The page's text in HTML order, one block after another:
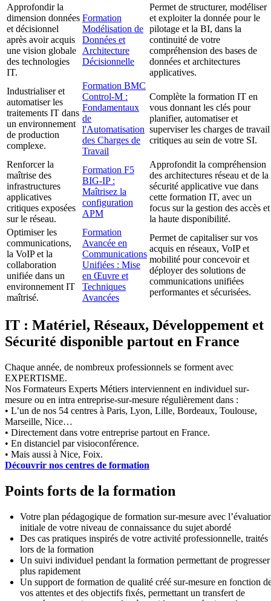
Approfondir la
dimension données
et décisionnel
après avoir acquis
une vision globale
des technologies
IT.
Formation
Modélisation de
Données et
Architecture
Décisionnelle
Permet de structurer, modéliser
et exploiter la donnée pour le
pilotage et la BI, dans la
continuité de votre
compréhension des bases de
données et architectures
applicatives.
Industrialiser et
automatiser les
traitements IT dans
un environnement
de production
complexe.
Formation BMC
Control-M :
Fondamentaux
de
l'Automatisation
des Charges de
Travail
Complète la formation IT en
vous donnant les clés pour
planifier, automatiser et
superviser les charges de travail
critiques au sein de votre SI.
Renforcer la
maîtrise des
infrastructures
applicatives
critiques exposées
sur le réseau.
Formation F5
BIG-IP :
Maîtrisez la
configuration
APM
Approfondit la compréhension
des architectures réseau et de la
sécurité applicative vue dans
cette formation IT, avec un
focus sur la gestion des accès et
la haute disponibilité.
Optimiser les
communications,
la VoIP et la
collaboration
unifiée dans un
environnement IT
maîtrisé.
Formation
Avancée en
Communications
Unifiées : Mise
en Œuvre et
Techniques
Avancées
Permet de capitaliser sur vos
acquis en réseaux, VoIP et
mobilité pour concevoir et
déployer des solutions de
communications unifiées
performantes et sécurisées.
IT : Matériel, Réseaux, Développement et
Sécurité disponible partout en France
Chaque année, de nombreux professionnels se forment avec
EXPERTISME.
Nos Formateurs Experts Métiers interviennent en individuel sur-
mesure ou en intra entreprise-sur-mesure régulièrement dans :
• L’un de nos 54 centres à Paris, Lyon, Lille, Bordeaux, Toulouse,
Marseille, Nice…
• Directement dans votre entreprise partout en France.
• En distanciel par visioconférence.
• Mais aussi à Nice, Foix.
Découvrir nos centres de formation
Points forts de la formation
Votre plan pédagogique de formation sur-mesure avec
initiale de votre niveau de connaissance du sujet abordé
Des cas pratiques inspirés de votre activité professionnelle, traités
lors de la formation
Un suivi individuel pendant la formation permettant de progresser
plus rapidement
Un support de formation de qualité créé sur-mesure en fonction
vos attentes et des objectifs fixés, permettant un transfert de